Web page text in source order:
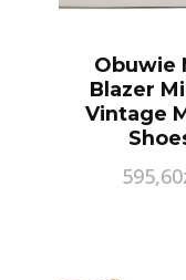
Obuwie
Blazer
Vintage
595,60